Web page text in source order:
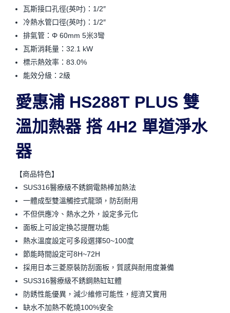
瓦斯接口孔徑(英吋)：1/2″
冷熱水管口徑(英吋)：1/2″
排氣管：Φ 60mm 5米3彎
瓦斯消耗量：32.1 kW
標示熱效率：83.0%
能效分級：2級
愛惠浦 HS288T PLUS 雙
溫加熱器 搭 4H2 單道淨水
器
【商品特色】
SUS316醫療級不銹鋼電熱棒加熱法
一體成型雙溫觸控式龍頭，防刮耐用
不但供應冷、熱水之外，設定多元化
面板上可設定換芯提醒功能
熱水溫度設定可多段選擇50~100度
節能時間設定可8H~72H
採用日本三菱原裝防刮面板，質感與耐用度兼備
SUS316醫療級不銹鋼熱缸缸體
防銹性能優異，減少維修可能性，經濟又實用
缺水不加熱不乾燒100%安全